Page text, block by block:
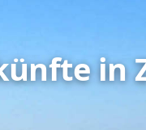
in